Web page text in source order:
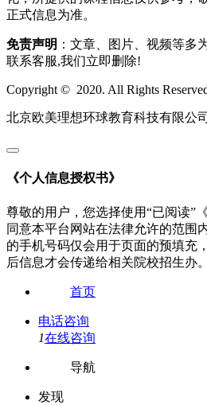
正式信息为准。
免责声明 ：文章、图片、视频等多
联系客服,我们立即删除!
Copyright © 2020. All Rights
北京欧美理想环球教育科技有限公
《个人信息授权书》
尊敬的用户，您选择使用“已阅读”
同意本平台网站在法律允许的范围
的手机号码仅会用于页面的预填充
后信息才会传递给相关院校招生办。
首页
电话咨询
1在线咨询
导航
发现